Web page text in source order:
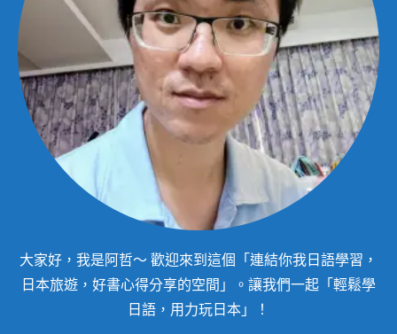
大家好，我是阿哲～ 歡迎來到這個「連結你我日語學習，
日本旅遊，好書心得分享的空間」。讓我們一起「輕鬆學
日語，用力玩日本」！